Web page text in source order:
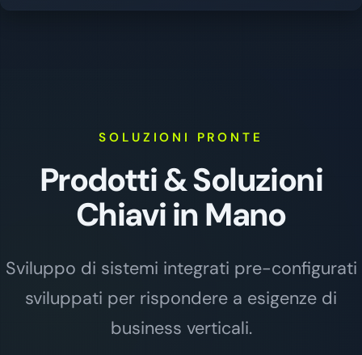
SOLUZIONI PRONTE
Prodotti & Soluzioni
Chiavi in Mano
Sviluppo di sistemi integrati pre-configurati
sviluppati per rispondere a esigenze di
business verticali.